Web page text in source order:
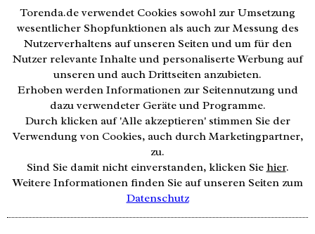
Partner
Versand und Zahlung
Bestellung wiederrufen
Kunden-Hotline
(040) 244 249-49
Mo - Fr 08:00 - 18:00
Zahlweisen:
Torenda.de verwendet Cookies sowohl zur Umsetzung
wesentlicher Shopfunktionen als auch zur Messung des
Nutzerverhaltens auf unseren Seiten und um für den
Nutzer relevante Inhalte und personaliserte Werbung auf
unseren und auch Drittseiten anzubieten.
Erhoben werden Informationen zur Seitennutzung und
dazu verwendeter Geräte und Programme.
Durch klicken auf 'Alle akzeptieren' stimmen Sie der
Verwendung von Cookies, auch durch Marketingpartner,
zu.
Sind Sie damit nicht einverstanden, klicken Sie hier.
Weitere Informationen finden Sie auf unseren Seiten zum
Datenschutz